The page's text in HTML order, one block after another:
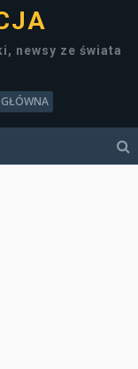
newsy ze świata